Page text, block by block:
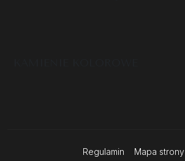
Regulamin Mapa strony